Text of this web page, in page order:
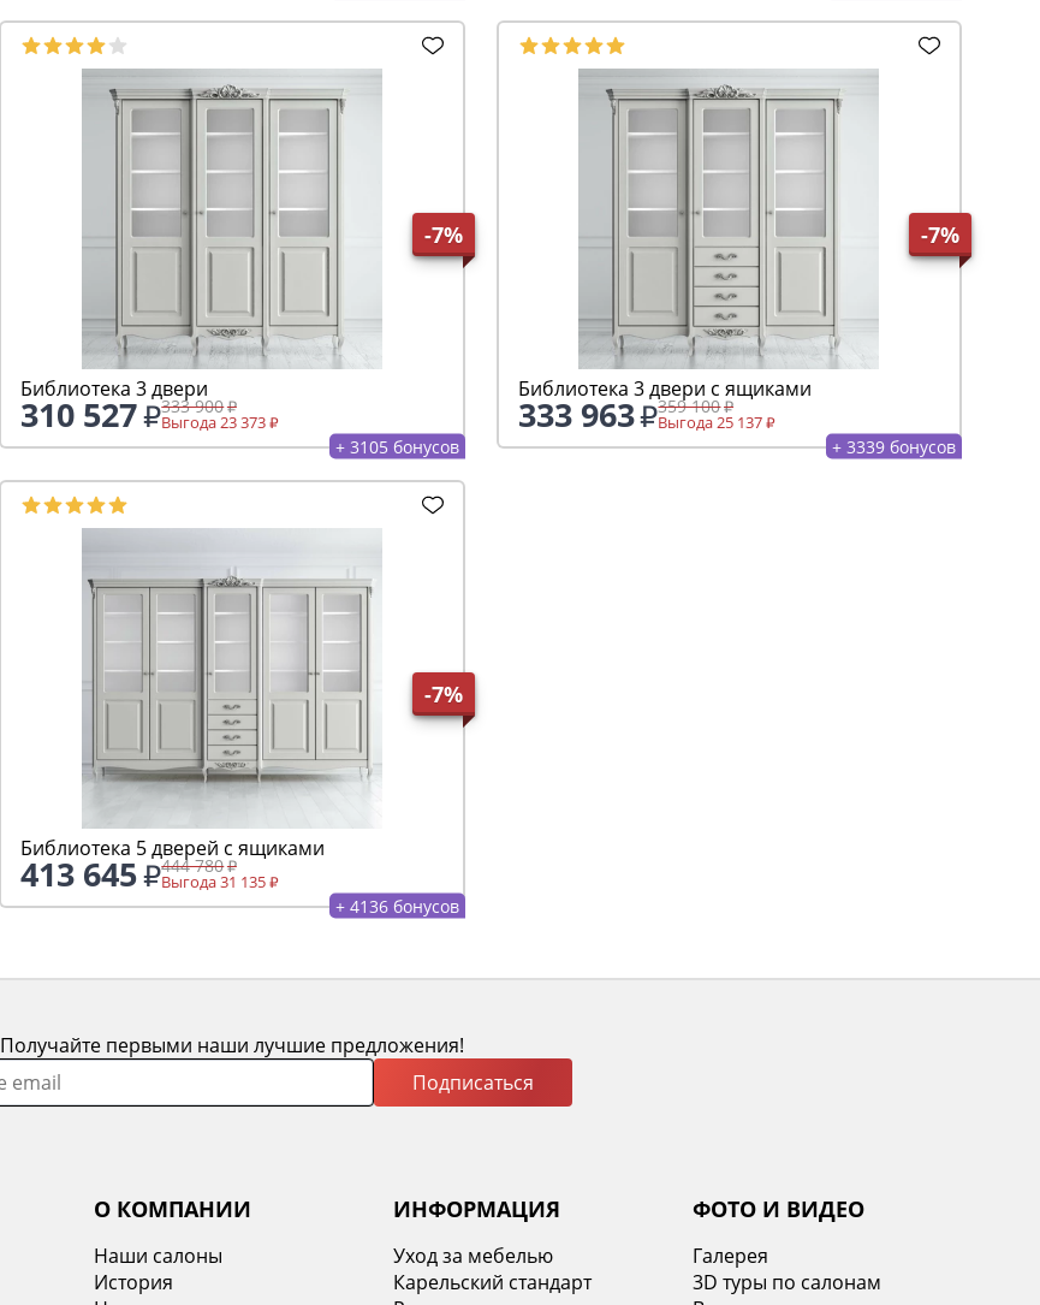
-7%
Библиотека 3 двери
310 527 333 900
Выгода 23 373
+ 3105 бонусов
-7%
Библиотека 3 двери с ящиками
333 963 359 100
Выгода 25 137
+ 3339 бонусов
-7%
Библиотека 5 дверей с ящиками
413 645 444 780
Выгода 31 135
+ 4136 бонусов
Получайте первыми наши лучшие предложения!
Подписаться
О КОМПАНИИ
Наши салоны
История
ИНФОРМАЦИЯ
Уход за мебелью
Карельский стандарт
ФОТО И ВИДЕО
Галерея
3D туры по салонам